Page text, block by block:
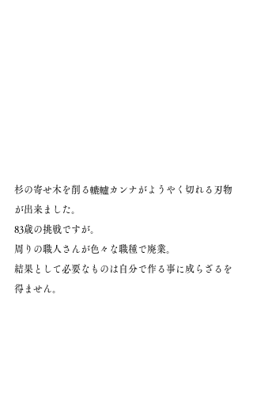
杉の寄せ木を削る轆轤カンナがようやく切れる刃物
が出来ました。
83歳の挑戦ですが。
周りの職人さんが色々な職種で廃業。
結果として必要なものは自分で作る事に成らざるを
得ません。